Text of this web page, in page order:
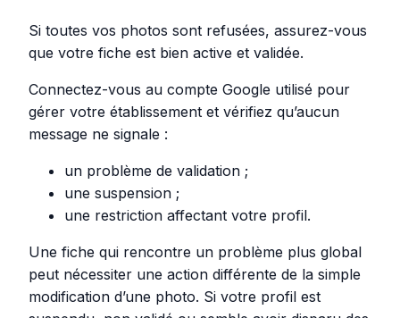
Si toutes vos photos sont refusées, assurez-vous
que votre fiche est bien active et validée.
Connectez-vous au compte Google utilisé pour
gérer votre établissement et vérifiez qu’aucun
message ne signale :
un problème de validation ;
une suspension ;
une restriction affectant votre profil.
Une fiche qui rencontre un problème plus global
peut nécessiter une action différente de la simple
modification d’une photo. Si votre profil est